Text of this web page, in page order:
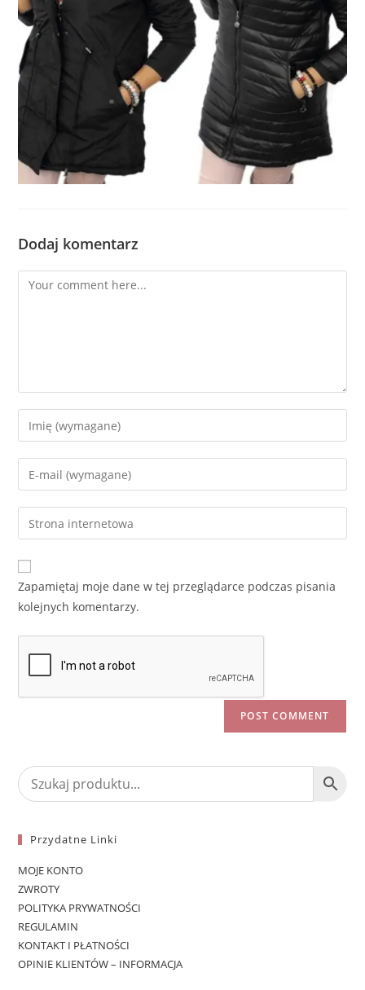
Dodaj komentarz
Comment
Enter
your
name
comment
Enter
your
email
address
comment
Enter
your
website
URL
(optional)
Zapamiętaj moje dane w tej przeglądarce podczas pisania
kolejnych komentarzy.
Przydatne Linki
MOJE KONTO
ZWROTY
POLITYKA PRYWATNOŚCI
REGULAMIN
KONTAKT I PŁATNOŚCI
OPINIE KLIENTÓW – INFORMACJA